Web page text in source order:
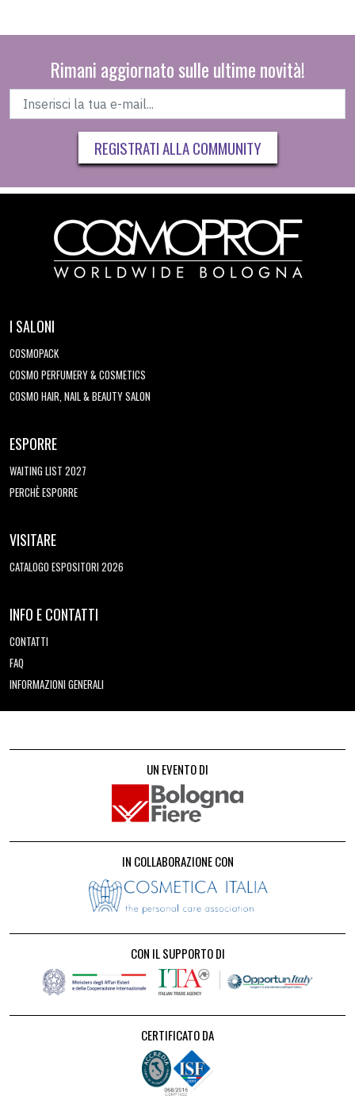
Rimani aggiornato sulle ultime novità!
REGISTRATI ALLA COMMUNITY
I SALONI
COSMOPACK
COSMO PERFUMERY & COSMETICS
COSMO HAIR, NAIL & BEAUTY SALON
ESPORRE
WAITING LIST 2027
PERCHÈ ESPORRE
VISITARE
CATALOGO ESPOSITORI 2026
INFO E CONTATTI
CONTATTI
FAQ
INFORMAZIONI GENERALI
UN EVENTO DI
IN COLLABORAZIONE CON
CON IL SUPPORTO DI
CERTIFICATO DA